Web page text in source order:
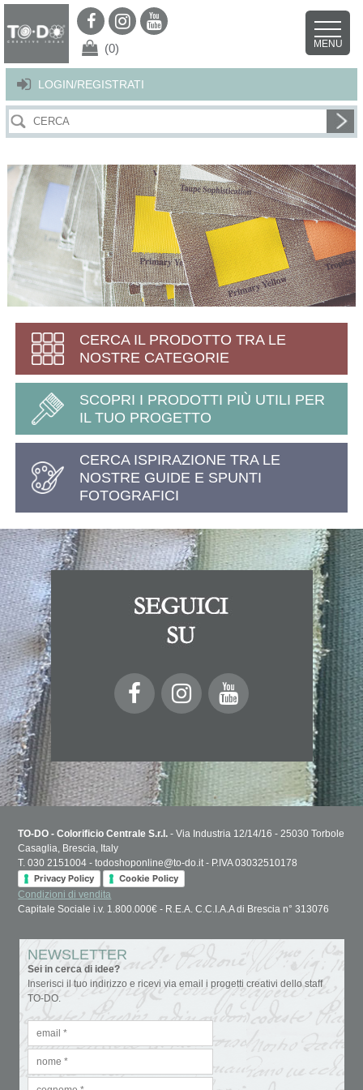
Per offrirti il miglior servizio possibile questo sito utilizza i cookies.
Continuando la navigazione nel sito autorizzi l’uso dei cookies. Per ulteriori
LOGIN/REGISTRATI
(0) MENU
CERCA IL PRODOTTO TRA LE
NOSTRE CATEGORIE
SCOPRI I PRODOTTI PIÙ UTILI PER
IL TUO PROGETTO
CERCA ISPIRAZIONE TRA LE
NOSTRE GUIDE E SPUNTI
FOTOGRAFICI
TO-DO - Colorificio Centrale S.r.l. - Via Industria 12/14/16 - 25030 Torbole
Casaglia, Brescia, Italy
T. 030 2151004 - todoshoponline@to-do.it - P.IVA 03032510178
Privacy Policy
Cookie Policy
Condizioni di vendita
Capitale Sociale i.v. 1.800.000€ - R.E.A. C.C.I.A.A di Brescia n° 313076
NEWSLETTER
Sei in cerca di idee?
Inserisci il tuo indirizzo e ricevi via email i progetti creativi dello staff
TO-DO.